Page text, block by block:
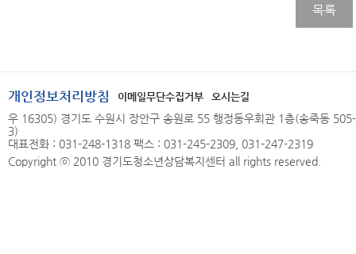
목록
개인정보처리방침 이메일무단수집거부 오시는길
우 16305) 경기도 수원시 장안구 송원로 55 행정동우회관 1층(송죽동 505-
3)
대표전화 : 031-248-1318 팩스 : 031-245-2309, 031-247-2319
Copyright ⓒ 2010 경기도청소년상담복지센터 all rights reserved.